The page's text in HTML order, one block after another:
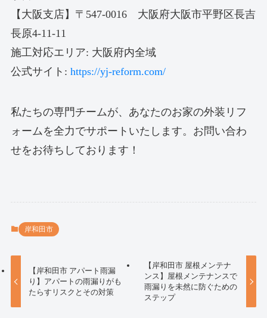
【大阪支店】〒547-0016 大阪府大阪市平野区長吉
長原4-11-11
施工対応エリア: 大阪府内全域
公式サイト: https://yj-reform.com/
私たちの専門チームが、あなたのお家の外装リフ
ォームを全力でサポートいたします。お問い合わ
せをお待ちしております！
岸和田市
【岸和田市 アパート雨漏
り】アパートの雨漏りがも
たらすリスクとその対策
【岸和田市 屋根メンテナ
ンス】屋根メンテナンスで
雨漏りを未然に防ぐための
ステップ